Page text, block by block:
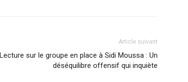
Article suivant
Lecture sur le groupe en place à Sidi Moussa : Un
déséquilibre offensif qui inquiète